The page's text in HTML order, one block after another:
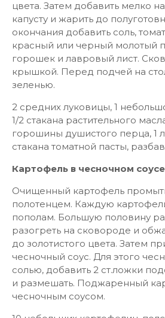
цвета. Затем добавить мелко
капусту и жарить до
окончания добавить соль,
красный или черный молотый
горошек и лавровый лист.
крышкой. Перед подчей на
зеленью.
2 средних луковицы, 1
1/2 стакана растительного
горошины душистого перца, 1
стакана томатной пасты,
Картофель в чесночном соусе
Очищенный картофель
полотенцем. Каждую
пополам. Большую половину
разогреть на сковороде и
до золотистого цвета. Затем
чесночный соус. Для этого
солью, добавить 2 ст.ложки
и размешать. Поджаренный
чесночным соусом.